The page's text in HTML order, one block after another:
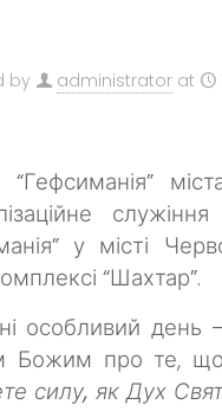
by administrator at
“Гефсиманія”
у місті
“Шахтар”.
особливий день
Божим про те, що
силу, як Дух